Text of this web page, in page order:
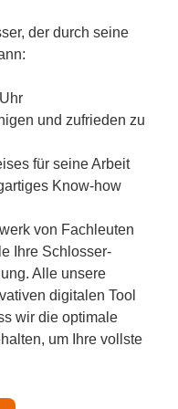
der durch seine
und zufrieden zu
für seine Arbeit
Know-how
von Fachleuten
Ihre Schlosser-
Alle unsere
digitalen Tool
wir die optimale
um Ihre vollste